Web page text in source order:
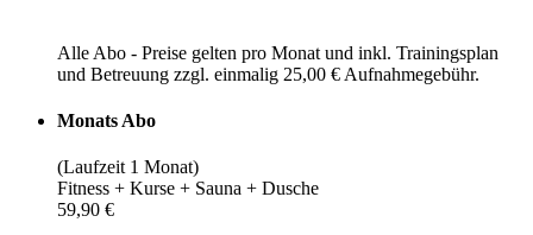
Alle Abo - Preise gelten pro Monat und inkl. Trainingsplan
und Betreuung zzgl. einmalig 25,00 € Aufnahmegebühr.
Monats Abo
(Laufzeit 1 Monat)
Fitness + Kurse + Sauna + Dusche
59,90 €